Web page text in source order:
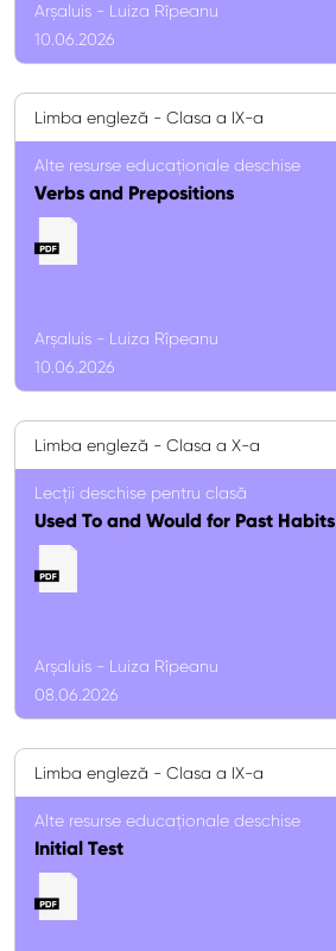
Arșaluis - Luiza Rîpeanu
10.06.2026
Limba engleză - Clasa a IX-a
Alte resurse educaționale deschise
Verbs and Prepositions
Arșaluis - Luiza Rîpeanu
10.06.2026
Limba engleză - Clasa a X-a
Lecții deschise pentru clasă
Used To and Would for Past Habits
Arșaluis - Luiza Rîpeanu
08.06.2026
Limba engleză - Clasa a IX-a
Alte resurse educaționale deschise
Initial Test